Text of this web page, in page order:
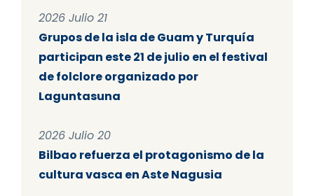
2026 Julio 21
Grupos de la isla de Guam y Turquía
participan este 21 de julio en el festival
de folclore organizado por
Laguntasuna
2026 Julio 20
Bilbao refuerza el protagonismo de la
cultura vasca en Aste Nagusia